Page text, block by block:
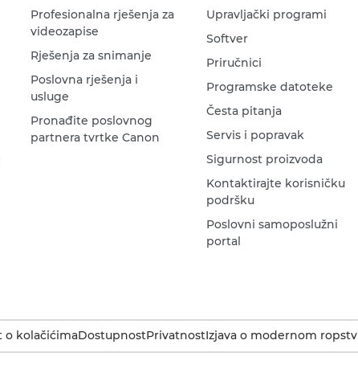
Profesionalna rješenja za
videozapise
Rješenja za snimanje
Poslovna rješenja i
usluge
Pronađite poslovnog
partnera tvrtke Canon
Upravljački programi
Softver
Priručnici
Programske datoteke
Česta pitanja
Servis i popravak
Sigurnost proizvoda
Kontaktirajte korisničku
podršku
Poslovni samoposlužni
portal
o kolačićimaDostupnostPrivatnostIzjava o modernom